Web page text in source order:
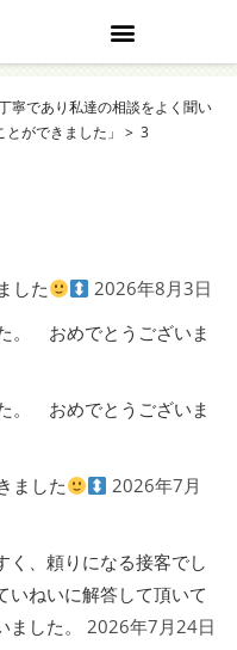
寧であり私達の相談をよく聞い
ができました」
3
した
2026年8月3日
。 おめでとうございま
。 おめでとうございま
ました
2026年7月
く、頼りになる接客でし
いねいに解答して頂いて
した。
2026年7月24日